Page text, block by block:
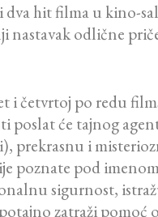
dva hit filma u kino-
nastavak odlične
i četvrtoj po redu
poslat će tajnog
prekrasnu i
poznate pod
sigurnost,
zatraži